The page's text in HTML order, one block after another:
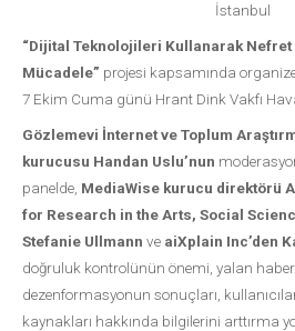
İstanbul
“Dijital Teknolojileri Kullanarak Nefret
Mücadele” projesi kapsamında
7 Ekim Cuma günü Hrant Dink Vakfı
Gözlemevi İnternet ve Toplum
kurucusu Handan Uslu’nun
panelde, MediaWise kurucu direktörü
for Research in the Arts, Social
Stefanie Ullmann ve aiXplain Inc’den
doğruluk kontrolünün önemi, yalan
dezenformasyonun sonuçları,
kaynakları hakkında bilgilerini arttırma